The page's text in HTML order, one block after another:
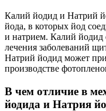
Калий йодид и Натрий
йода, в которых йод
и натрием. Калий йодид
лечения заболеваний
Натрий йодид может
производстве
В чем отличие в
йодида и Натрия